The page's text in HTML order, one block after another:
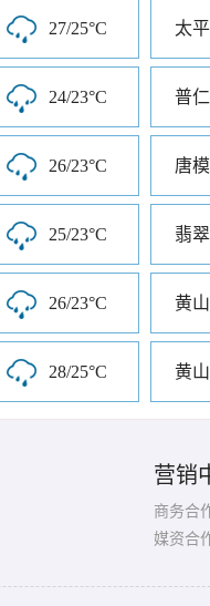
27/25°C 太
24/23°C 普
26/23°C 唐
25/23°C 翡
26/23°C 黄
28/25°C 黄
营销
商务合
媒资合